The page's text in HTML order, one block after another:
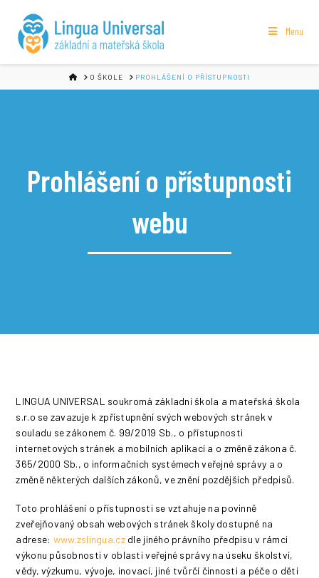
Menu
HOMEO ŠKOLE PROHLÁŠENÍ O PŘÍSTUPNOSTI
Prohlášení o přístupnosti
webu
LINGUA UNIVERSAL soukromá základní škola a mateřská škola
s.r.o se zavazuje k zpřístupnění svých webových stránek v
souladu se zákonem č. 99/2019 Sb., o přístupnosti
internetových stránek a mobilních aplikací a o změně zákona č.
365/2000 Sb., o informačních systémech veřejné správy a o
změně některých dalších zákonů, ve znění pozdějších předpisů.
Toto prohlášení o přístupnosti se vztahuje na povinně
zveřejňovaný obsah webových stránek školy dostupné na
adrese: www.zslingua.czdle jiného právního předpisu v rámci
výkonu působnosti v oblasti veřejné správy na úseku školství,
vědy, výzkumu, vývoje, inovací, jiné tvůrčí činnosti a péče o děti